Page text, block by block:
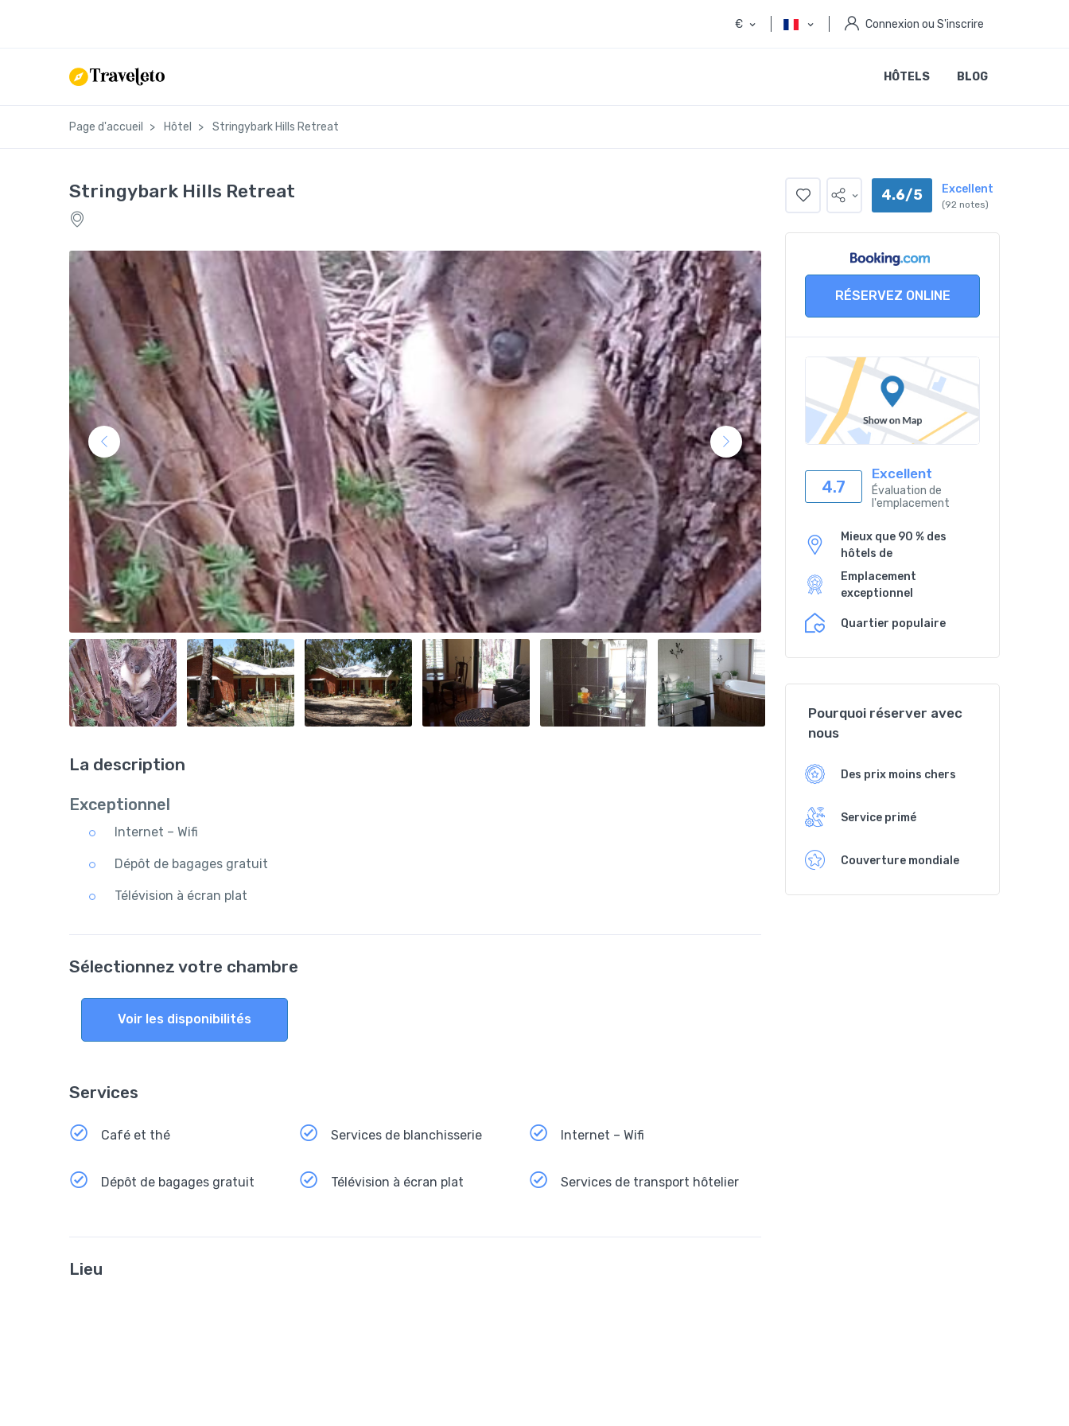
€ Connexion ou S'inscrire
HÔTELS BLOG
Page d'accueil Hôtel Stringybark Hills Retreat
Stringybark Hills Retreat
La description
Exceptionnel
Internet – Wifi
Dépôt de bagages gratuit
Télévision à écran plat
Sélectionnez votre chambre
Voir les disponibilités
Services
Café et thé Services de blanchisserie Internet – Wifi
Dépôt de bagages gratuit Télévision à écran plat Services de transport hôtelier
Lieu
4.6/5 Excellent
(92 notes)
RÉSERVEZ ONLINE
4.7
Excellent
Évaluation de
l'emplacement
Mieux que 90 % des
hôtels de
Emplacement
exceptionnel
Quartier populaire
Pourquoi réserver avec
nous
Des prix moins chers
Service primé
Couverture mondiale